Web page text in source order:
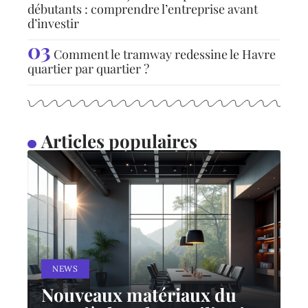
débutants : comprendre l’entreprise avant
d’investir
Comment le tramway redessine le Havre
quartier par quartier ?
Articles populaires
NEWS
Nouveaux matériaux du